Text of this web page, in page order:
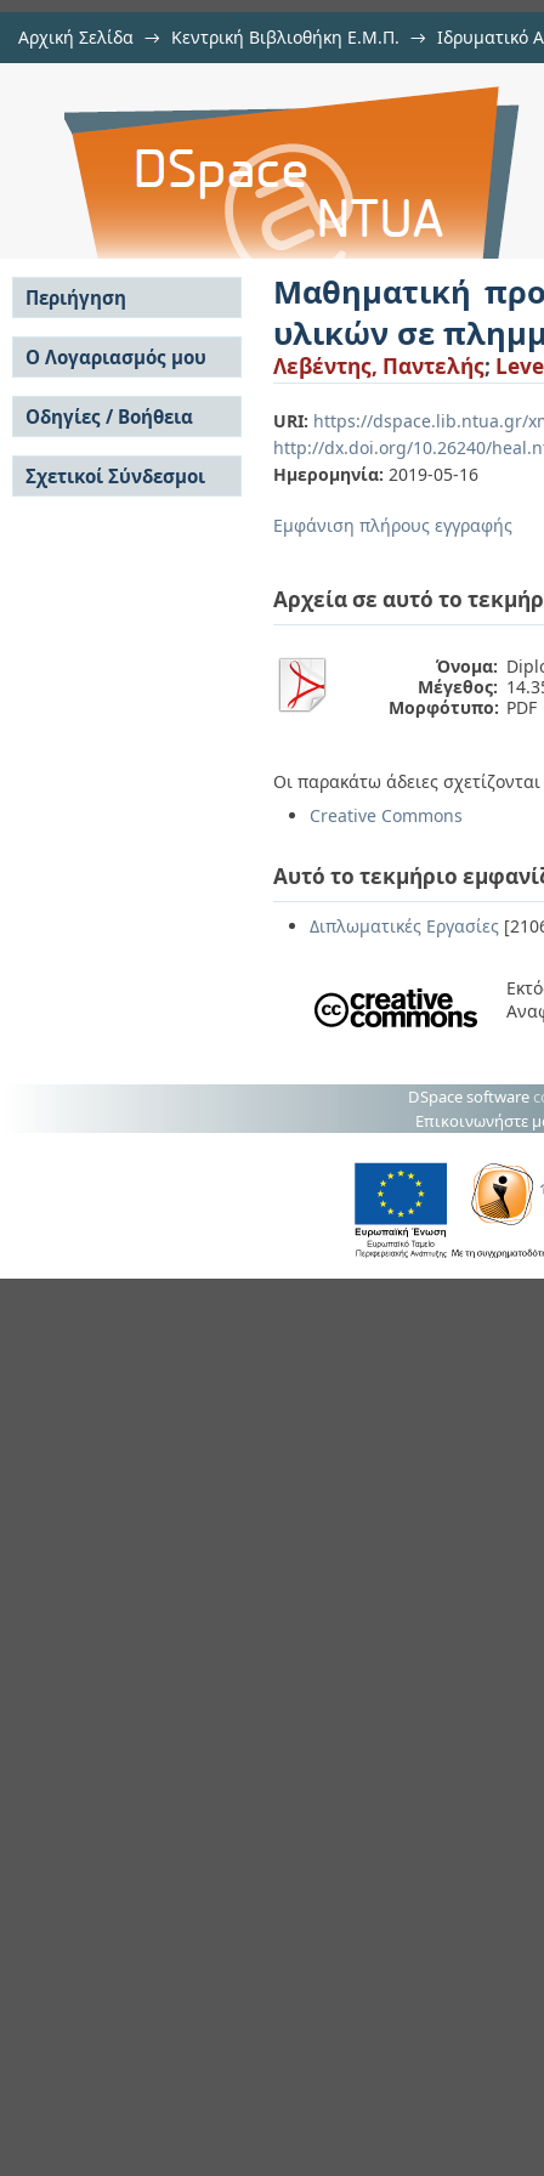
Αρχική Σελίδα → Κεντρική Βιβλιοθήκη Ε.Μ.Π. → Ιδρυματικό
Μαθηματική προσομοίωση
πλημμυρικές ροές
Μαθηματική
υλικών σε
Λεβέντης, Παντελής;
URI: https://dspace.lib.ntua.gr/
http://dx.doi.org/10.26240/
Ημερομηνία: 2019-05-16
Εμφάνιση πλήρους εγγραφής
Αρχεία σε αυτό το
Όνομα:
Μέγεθος:
Μορφότυπο: PDF
Οι παρακάτω άδειες
Creative Commons
Αυτό το τεκμήριο
Διπλωματικές Εργασίες
Περιήγηση
Σε όλο το DSpace
Κοινότητες & Συλλογές
Ανά Ημερομηνία
Έκδοσης
Συγγραφείς
Τίτλοι
Θέματα
Ο Λογαριασμός μου
Σύνδεση
Εγγραφή
Οδηγίες / Βοήθεια
Οδηγίες Υποβολής
Οδηγίες Χρήσης ΙΑ
Συχνές Ερωτήσεις
Σχετικοί Σύνδεσμοι
DSpace software
Επικοινωνήστε